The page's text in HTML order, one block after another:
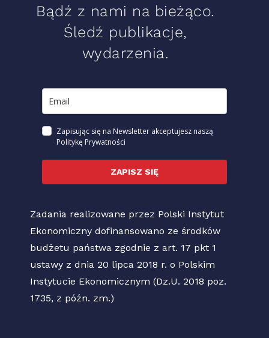
Bądź z nami na bieżąco.
Śledź publikacje,
wydarzenia.
Zapisując się na Newsletter akceptujesz naszą
Politykę Prywatności
ZAPISZ SIĘ
Zadania realizowane przez Polski Instytut
Ekonomiczny dofinansowano ze środków
budżetu państwa zgodnie z art. 17 pkt 1
ustawy z dnia 20 lipca 2018 r. o Polskim
Instytucie Ekonomicznym (Dz.U. 2018 poz.
1735, z późn. zm.)